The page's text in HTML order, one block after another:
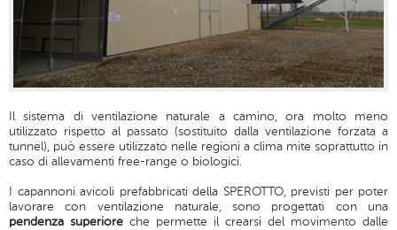
Il sistema di ventilazione naturale a camino, ora molto meno
utilizzato rispetto al passato (sostituito dalla ventilazione forzata a
tunnel), può essere utilizzato nelle regioni a clima mite soprattutto in
caso di allevamenti free-range o biologici.
I capannoni avicoli prefabbricati della SPEROTTO, previsti per poter
lavorare con ventilazione naturale, sono progettati con una
pendenza superiore che permette il crearsi del movimento dalle